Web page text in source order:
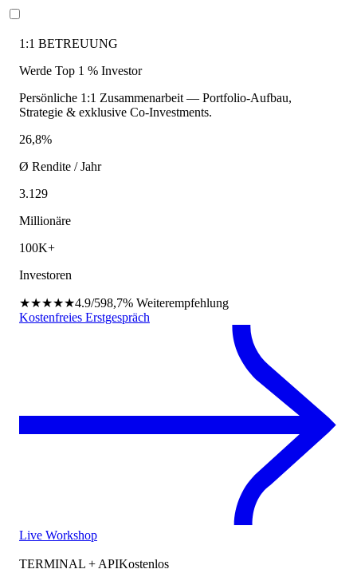
1:1 BETREUUNG
Werde Top 1 % Investor
Persönliche 1:1 Zusammenarbeit — Portfolio-Aufbau,
Strategie & exklusive Co-Investments.
26,8%
Ø Rendite / Jahr
3.129
Millionäre
100K+
Investoren
★★★★★4.9/598,7% Weiterempfehlung
Kostenfreies Erstgespräch
Live Workshop
TERMINAL + APIKostenlos